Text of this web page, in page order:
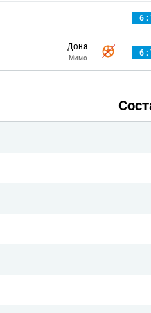
6 :
Дона
Мимо
6 :